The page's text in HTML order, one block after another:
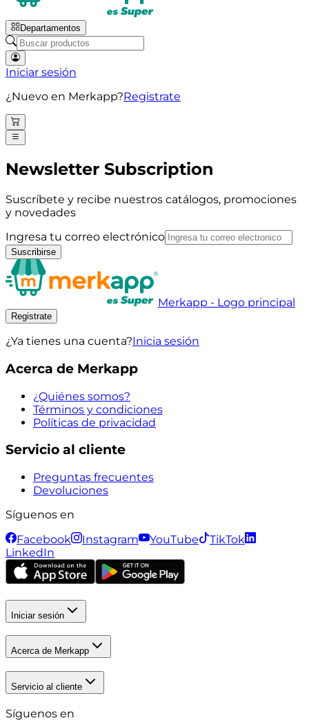
Departamentos
Iniciar sesión
¿Nuevo en Merkapp?Registrate
Newsletter Subscription
Suscríbete y recibe nuestros catálogos, promociones
y novedades
Ingresa tu correo electrónico
Suscribirse
Merkapp - Logo principal
Registrate
¿Ya tienes una cuenta?Inicia sesión
Acerca de Merkapp
¿Quiénes somos?
Términos y condiciones
Políticas de privacidad
Servicio al cliente
Preguntas frecuentes
Devoluciones
Síguenos en
Facebook
Instagram YouTube
TikTok
LinkedIn
Iniciar sesión
Acerca de Merkapp
Servicio al cliente
Síguenos en